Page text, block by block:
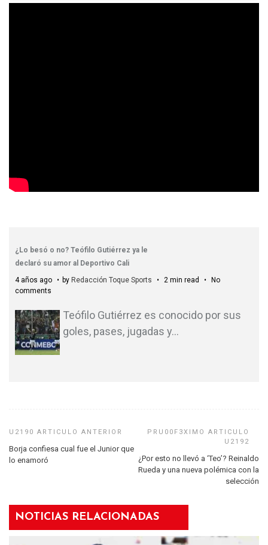
¿Lo besó o no? Teófilo Gutiérrez ya le
declaró su amor al Deportivo Cali
4 años ago
by Redacción Toque Sports 2 min read
No
comments
Teófilo Gutiérrez es conocido por sus
goles, pases, jugadas y…
Borja confiesa cual fue el Junior que
lo enamoró
¿Por esto no llevó a ‘Teo’? Reinaldo
Rueda y una nueva polémica con la
selección
NOTICIAS RELACIONADAS